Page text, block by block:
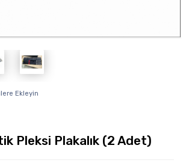
Ekleyin
Pleksi Plakalık (2 Adet)